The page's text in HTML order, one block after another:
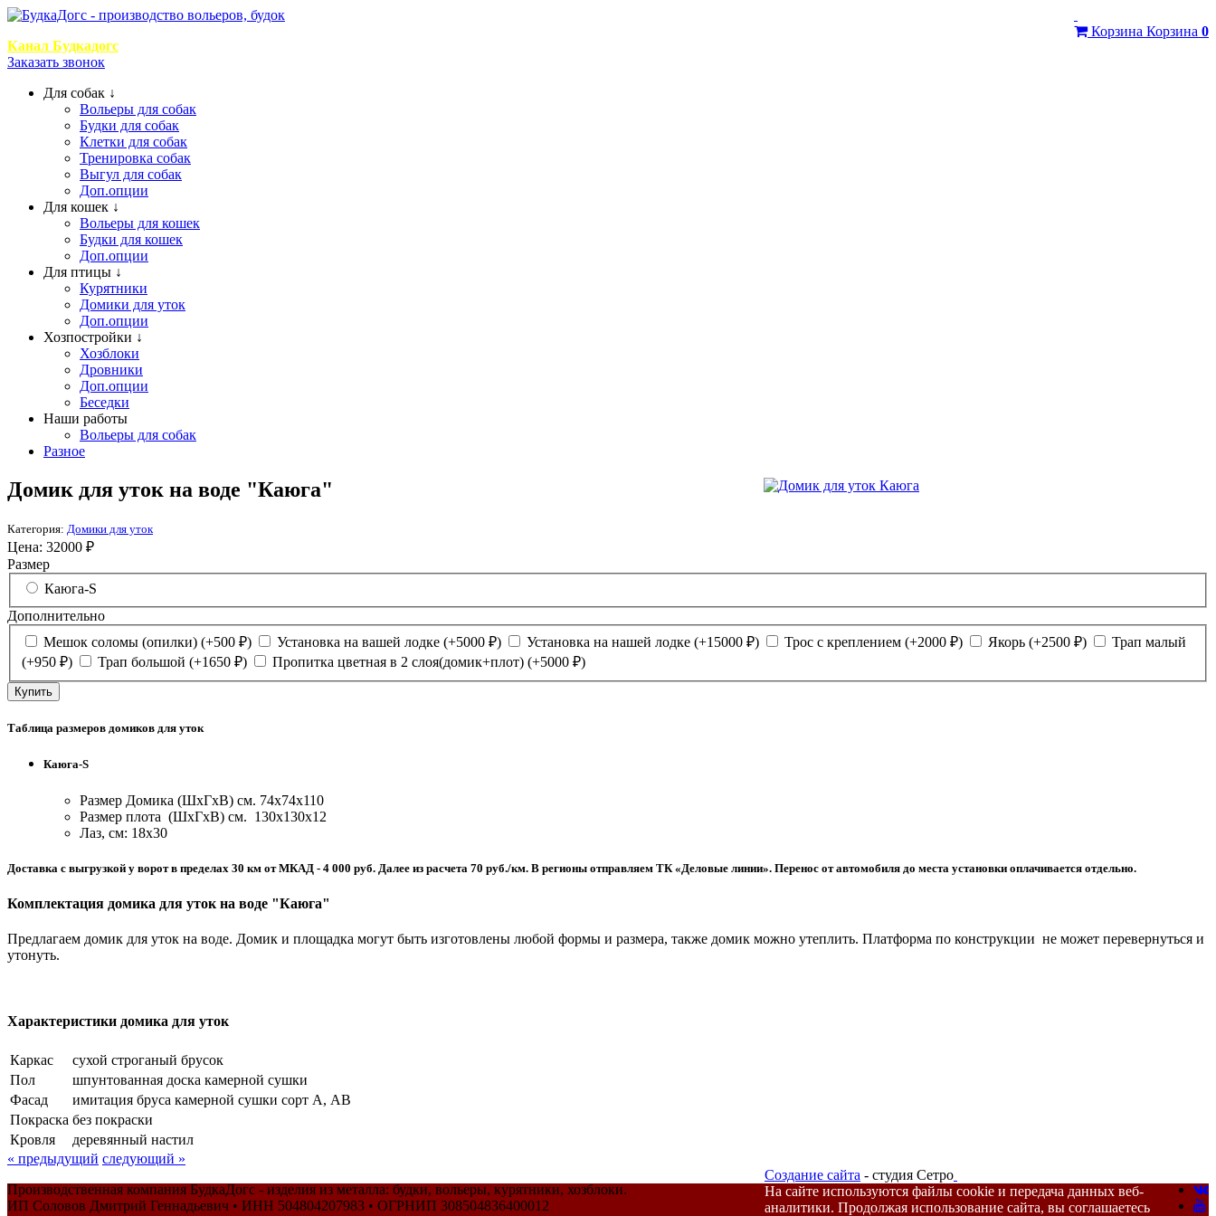
Корзина Корзина 0
Канал Будкадогс
Заказать звонок
Для собак ↓
Вольеры для собак
Будки для собак
Клетки для собак
Тренировка собак
Выгул для собак
Доп.опции
Для кошек ↓
Вольеры для кошек
Будки для кошек
Доп.опции
Для птицы ↓
Курятники
Домики для уток
Доп.опции
Хозпостройки ↓
Хозблоки
Дровники
Доп.опции
Беседки
Наши работы
Вольеры для собак
Разное
Домик для уток на воде "Каюга"
Категория: Домики для уток
Цена: 32000 ₽
Размер
Каюга-S
Дополнительно
Мешок соломы (опилки) (+500 ₽) Установка на вашей лодке (+5000 ₽) Установка на нашей лодке (+15000 ₽) Трос с креплением (+2000 ₽) Якорь (+2500 ₽)
Трап малый
(+950 ₽) Трап большой (+1650 ₽) Пропитка цветная в 2 слоя(домик+плот) (+5000 ₽)
Таблица размеров домиков для уток
Каюга-S
Размер Домика (ШхГхВ) см. 74х74х110
Размер плота (ШхГхВ) см. 130х130х12
Лаз, см: 18х30
Доставка с выгрузкой у ворот в пределах 30 км от МКАД - 4 000 руб. Далее из расчета 70 руб./км. В регионы отправляем ТК «Деловые линии». Перенос от автомобиля до места установки оплачивается отдельно.
Комплектация домика для уток на воде "Каюга"
Предлагаем домик для уток на воде. Домик и площадка могут быть изготовлены любой формы и размера, также домик можно утеплить. Платформа по конструкции не может перевернуться и
утонуть.
Характеристики домика для уток
Каркас
сухой строганый брусок
Пол
шпунтованная доска камерной сушки
Фасад
имитация бруса камерной сушки сорт A, АВ
Покраска без покраски
Кровля
деревянный настил
« предыдущий следующий »
Производственная компания БудкаДогс - изделия из металла: будки, вольеры, курятники, хозблоки.
ИП Соловов Дмитрий Геннадьевич • ИНН 504804207983 • ОГРНИП 308504836400012
Создание сайта - студия Сетро
На сайте используются файлы cookie и передача данных веб-
аналитики. Продолжая использование сайта, вы соглашаетесь